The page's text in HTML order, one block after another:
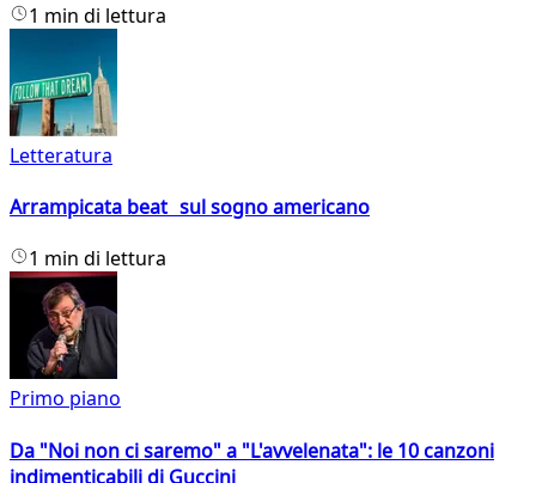
1 min di lettura
Letteratura
Arrampicata beat sul sogno americano
1 min di lettura
Primo piano
Da "Noi non ci saremo" a "L'avvelenata": le 10 canzoni
indimenticabili di Guccini